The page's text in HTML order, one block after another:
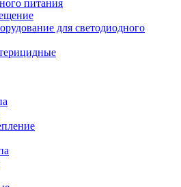
питания
для светодиодного